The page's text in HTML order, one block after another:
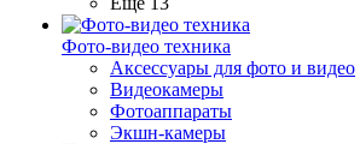
Фото-видео техника
Аксессуары для фото и видео
Видеокамеры
Фотоаппараты
Экшн-камеры